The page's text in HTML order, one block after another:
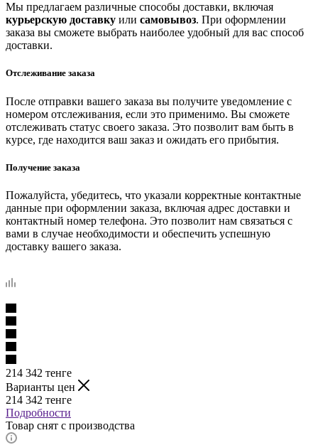
Мы предлагаем различные способы доставки, включая
курьерскую доставку или самовывоз. При оформлении
заказа вы сможете выбрать наиболее удобный для вас способ
доставки.
Отслеживание заказа
После отправки вашего заказа вы получите уведомление с
номером отслеживания, если это применимо. Вы сможете
отслеживать статус своего заказа. Это позволит вам быть в
курсе, где находится ваш заказ и ожидать его прибытия.
Получение заказа
Пожалуйста, убедитесь, что указали корректные контактные
данные при оформлении заказа, включая адрес доставки и
контактный номер телефона. Это позволит нам связаться с
вами в случае необходимости и обеспечить успешную
доставку вашего заказа.
214 342 тенге
Варианты цен
214 342 тенге
Подробности
Товар снят с производства